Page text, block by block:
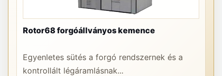
Rotor68 forgóállványos kemence
Egyenletes sütés a forgó rendszernek és a
kontrollált légáramlásnak...